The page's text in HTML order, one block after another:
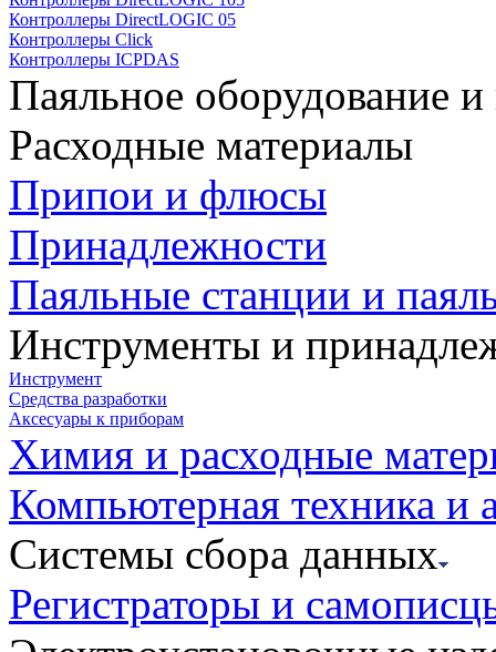
Контроллеры DirectLOGIC 05
Контроллеры Click
Контроллеры ICPDAS
Паяльное оборудование
Расходные материалы
Припои и флюсы
Принадлежности
Паяльные станции и
Инструменты и
Инструмент
Средства разработки
Аксесуары к приборам
Химия и расходные
Компьютерная техника и
Системы сбора данных
Регистраторы и